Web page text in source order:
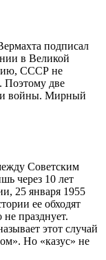
подписал
в Великой
СССР не
Поэтому две
войны. Мирный
Советским
через 10 лет
25 января 1955
ее обходят
празднует.
этот случай
Но «казус» не